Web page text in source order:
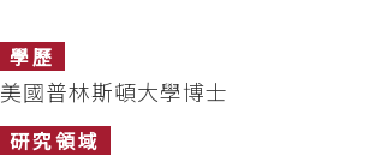
學歷
美國普林斯頓大學博士
研究領域